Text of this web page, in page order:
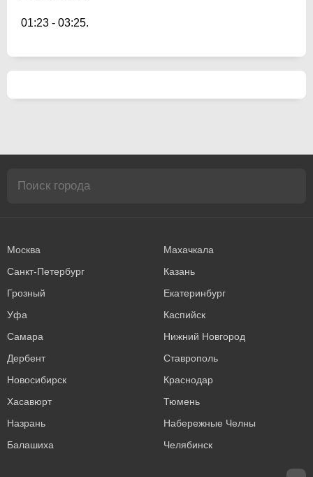
01:23 - 03:25.
Москва
Махачкала
Санкт-Петербург
Казань
Грозный
Екатеринбург
Уфа
Каспийск
Самара
Нижний Новгород
Дербент
Ставрополь
Новосибирск
Краснодар
Хасавюрт
Тюмень
Назрань
Набережные Челны
Балашиха
Челябинск